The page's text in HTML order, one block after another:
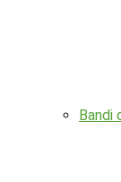
Bandi